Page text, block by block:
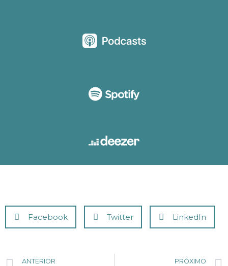
Facebook Twitter LinkedIn
ANTERIOR PRÓXIMO